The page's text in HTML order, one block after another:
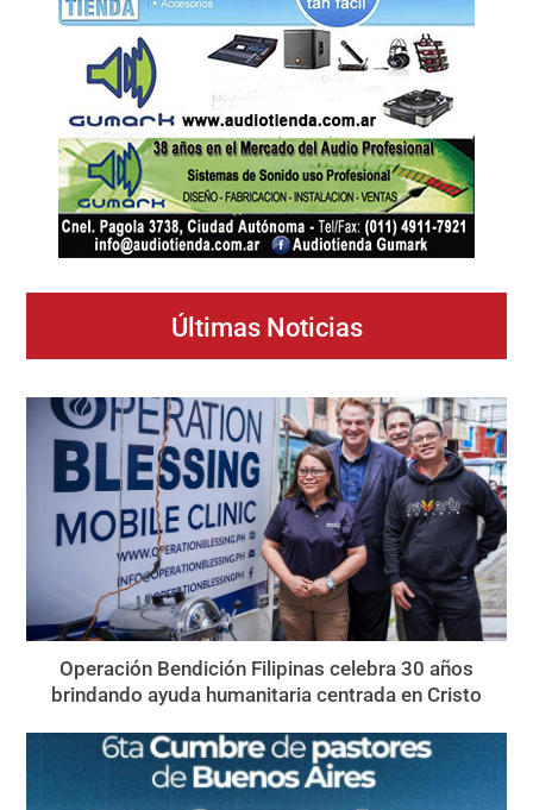
Últimas Noticias
Operación Bendición Filipinas celebra 30 años
brindando ayuda humanitaria centrada en Cristo